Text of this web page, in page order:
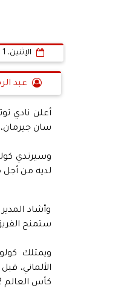
الإثنين، 1 سبتمبر 2025
عبد
أعلن نادي
سان جيرمان، على سبيل
لديه من
وأشاد
ستمنح
ويمتلك
الألماني،
كأس العالم 2022 ويورو 2024.